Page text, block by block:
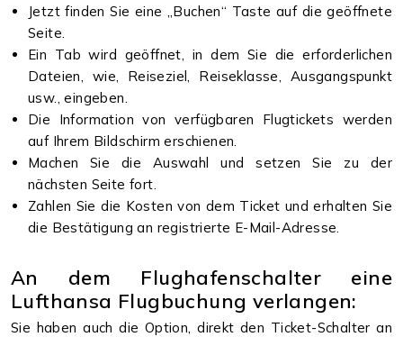
Jetzt finden Sie eine „Buchen“ Taste auf die geöffnete
Seite.
Ein Tab wird geöffnet, in dem Sie die erforderlichen
Dateien, wie, Reiseziel, Reiseklasse, Ausgangspunkt
usw., eingeben.
Die Information von verfügbaren Flugtickets werden
auf Ihrem Bildschirm erschienen.
Machen Sie die Auswahl und setzen Sie zu der
nächsten Seite fort.
Zahlen Sie die Kosten von dem Ticket und erhalten Sie
die Bestätigung an registrierte E-Mail-Adresse.
An dem Flughafenschalter eine
Lufthansa Flugbuchung verlangen:
Sie haben auch die Option, direkt den Ticket-Schalter an